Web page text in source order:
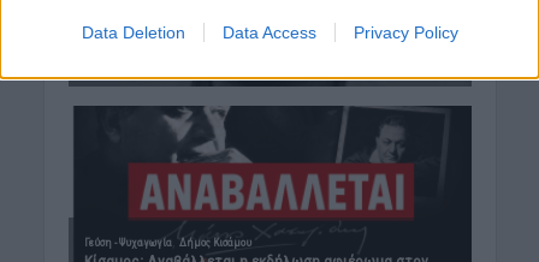
Data Deletion Data Access Privacy Policy